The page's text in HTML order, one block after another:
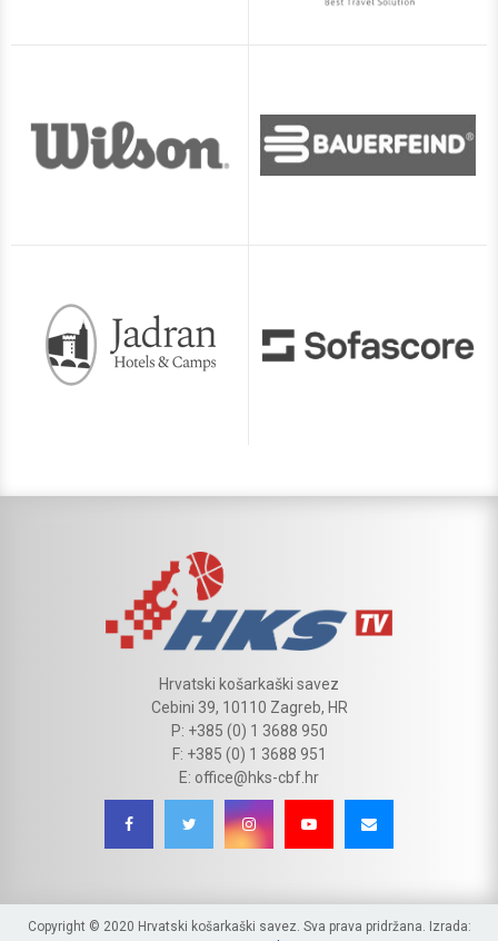
Hrvatski košarkaški savez
Cebini 39, 10110 Zagreb, HR
P: +385 (0) 1 3688 950
F: +385 (0) 1 3688 951
E: office@hks-cbf.hr
Copyright © 2020 Hrvatski košarkaški savez. Sva prava pridržana. Izrada: